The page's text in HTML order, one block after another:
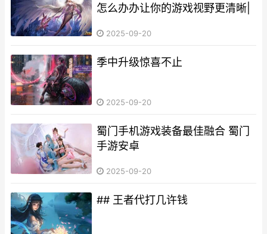
怎么办办让你的游戏视野更清晰|
2025-09-20
季中升级惊喜不止
2025-09-20
蜀门手机游戏装备最佳融合 蜀门
手游安卓
2025-09-20
## 王者代打几许钱